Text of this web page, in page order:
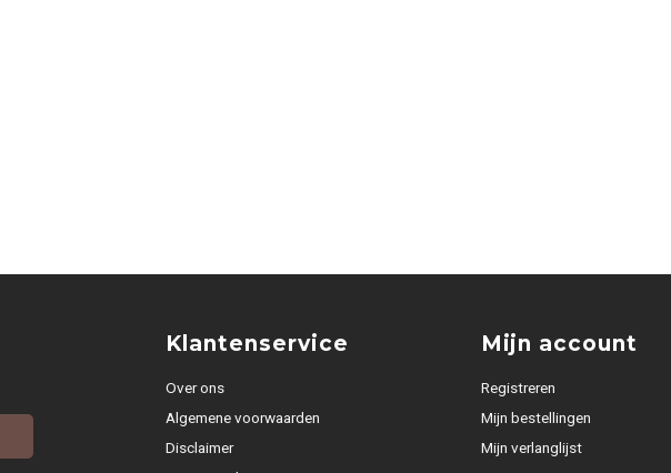
Klantenservice
Over ons
Algemene voorwaarden
Disclaimer
Mijn account
Registreren
Mijn bestellingen
Mijn verlanglijst